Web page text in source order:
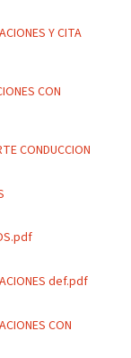
Y CITA
CON
CONDUCCION
def.pdf
CON